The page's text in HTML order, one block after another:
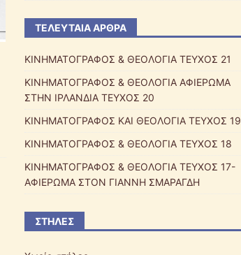
ΤΕΛΕΥΤΑΊΑ ΆΡΘΡΑ
ΚΙΝΗΜΑΤΟΓΡΑΦΟΣ & ΘΕΟΛΟΓΙΑ ΤΕΥΧΟΣ 21
ΚΙΝΗΜΑΤΟΓΡΑΦΟΣ & ΘΕΟΛΟΓΙΑ ΑΦΙΕΡΩΜΑ
ΣΤΗΝ ΙΡΛΑΝΔΙΑ ΤΕΥΧΟΣ 20
ΚΙΝΗΜΑΤΟΓΡΑΦΟΣ ΚΑΙ ΘΕΟΛΟΓΙΑ ΤΕΥΧΟΣ 19
ΚΙΝΗΜΑΤΟΓΡΑΦΟΣ & ΘΕΟΛΟΓΙΑ ΤΕΥΧΟΣ 18
ΚΙΝΗΜΑΤΟΓΡΑΦΟΣ & ΘΕΟΛΟΓΙΑ ΤΕΥΧΟΣ 17-
ΑΦΙΕΡΩΜΑ ΣΤΟΝ ΓΙΑΝΝΗ ΣΜΑΡΑΓΔΗ
ΣΤΉΛΕΣ